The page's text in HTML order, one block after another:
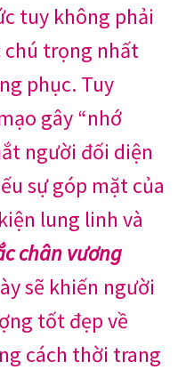
tuy không phải
trọng nhất
phục. Tuy
gây “nhớ
người đối diện
sự góp mặt của
lung linh và
chân vương
sẽ khiến người
tốt đẹp về
cách thời trang